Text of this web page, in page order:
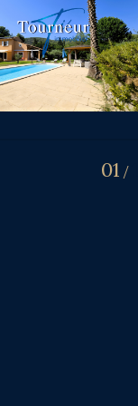
01 /